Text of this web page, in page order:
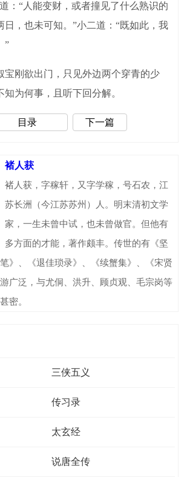
：“人能变财，或者撞见了什么熟识的
日，也未可知。”小二道：“既如此，我
”
刚欲出门，只见外边两个穿青的少
为何事，且听下回分解。
目录 下一篇
褚人获
褚人获，字稼轩，又字学稼，号石农，江
苏长洲（今江苏苏州）人。明末清初文学
家，一生未曾中试，也未曾做官。但他有
多方面的才能，著作颇丰。传世的有《坚
》、《退佳琐录》、《续蟹集》、《宋贤
广泛，与尤侗、洪升、顾贞观、毛宗岗等
密。
三侠五义
传习录
太玄经
说唐全传